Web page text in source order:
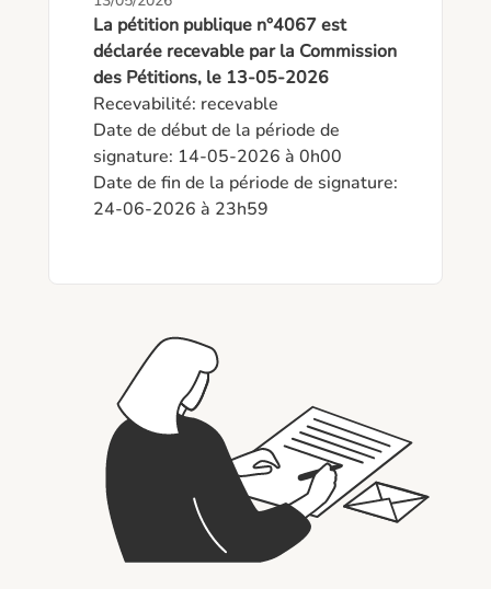
La pétition publique n°4067 est
déclarée recevable par la Commission
des Pétitions, le 13-05-2026
Recevabilité: recevable
Date de début de la période de
signature: 14-05-2026 à 0h00
Date de fin de la période de signature:
24-06-2026 à 23h59